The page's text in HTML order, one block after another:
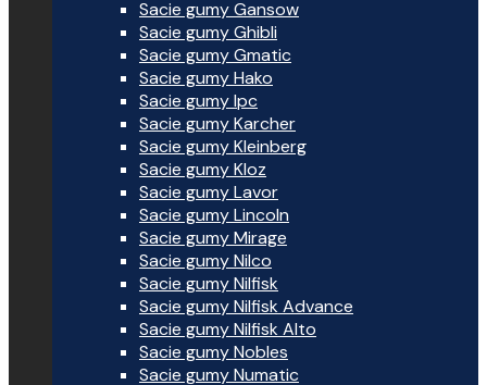
Sacie gumy Gansow
Sacie gumy Ghibli
Sacie gumy Gmatic
Sacie gumy Hako
Sacie gumy Ipc
Sacie gumy Karcher
Sacie gumy Kleinberg
Sacie gumy Kloz
Sacie gumy Lavor
Sacie gumy Lincoln
Sacie gumy Mirage
Sacie gumy Nilco
Sacie gumy Nilfisk
Sacie gumy Nilfisk Advance
Sacie gumy Nilfisk Alto
Sacie gumy Nobles
Sacie gumy Numatic